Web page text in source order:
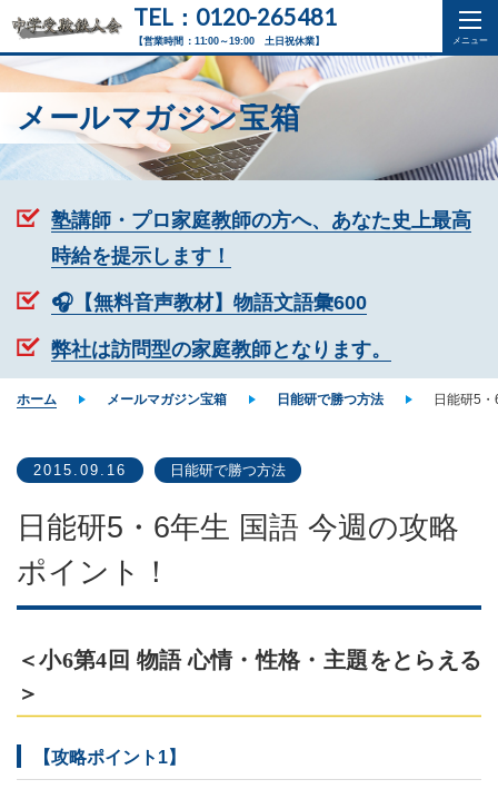
【営業時間：11:00～19:00 土日祝休業】
TEL：0120-265481
メールマガジン宝箱
塾講師・プロ家庭教師の方へ、あなた史上最高
時給を提示します！
🎧【無料音声教材】物語文語彙600
弊社は訪問型の家庭教師となります。
ホーム メールマガジン宝箱 日能研で勝つ方法 日能研5
2015.09.16 日能研で勝つ方法
日能研5・6年生 国語 今週の攻略
ポイント！
＜小6第4回 物語 心情・性格・主題をとらえる
＞
【攻略ポイント1】